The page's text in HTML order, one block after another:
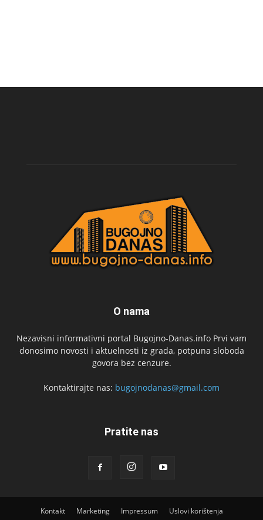
O nama
Nezavisni informativni portal Bugojno-Danas.info Prvi vam
donosimo novosti i aktuelnosti iz grada, potpuna sloboda
govora bez cenzure.
Kontaktirajte nas: bugojnodanas@gmail.com
Pratite nas
Kontakt Marketing Impressum Uslovi korištenja